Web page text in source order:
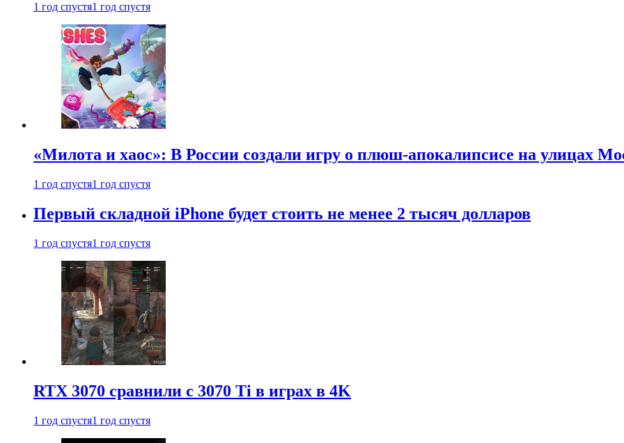
1 год спустя1 год спустя
«Милота и хаос»: В России создали игру о плюш-апокалипсисе на улицах
1 год спустя1 год спустя
Первый складной iPhone будет стоить не менее 2 тысяч долларов
1 год спустя1 год спустя
RTX 3070 сравнили с 3070 Ti в играх в 4K
1 год спустя1 год спустя